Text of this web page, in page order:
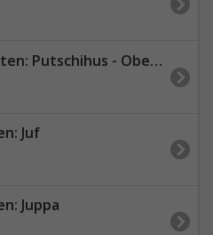
Putschihus - Ober Juf
Juf
Juppa